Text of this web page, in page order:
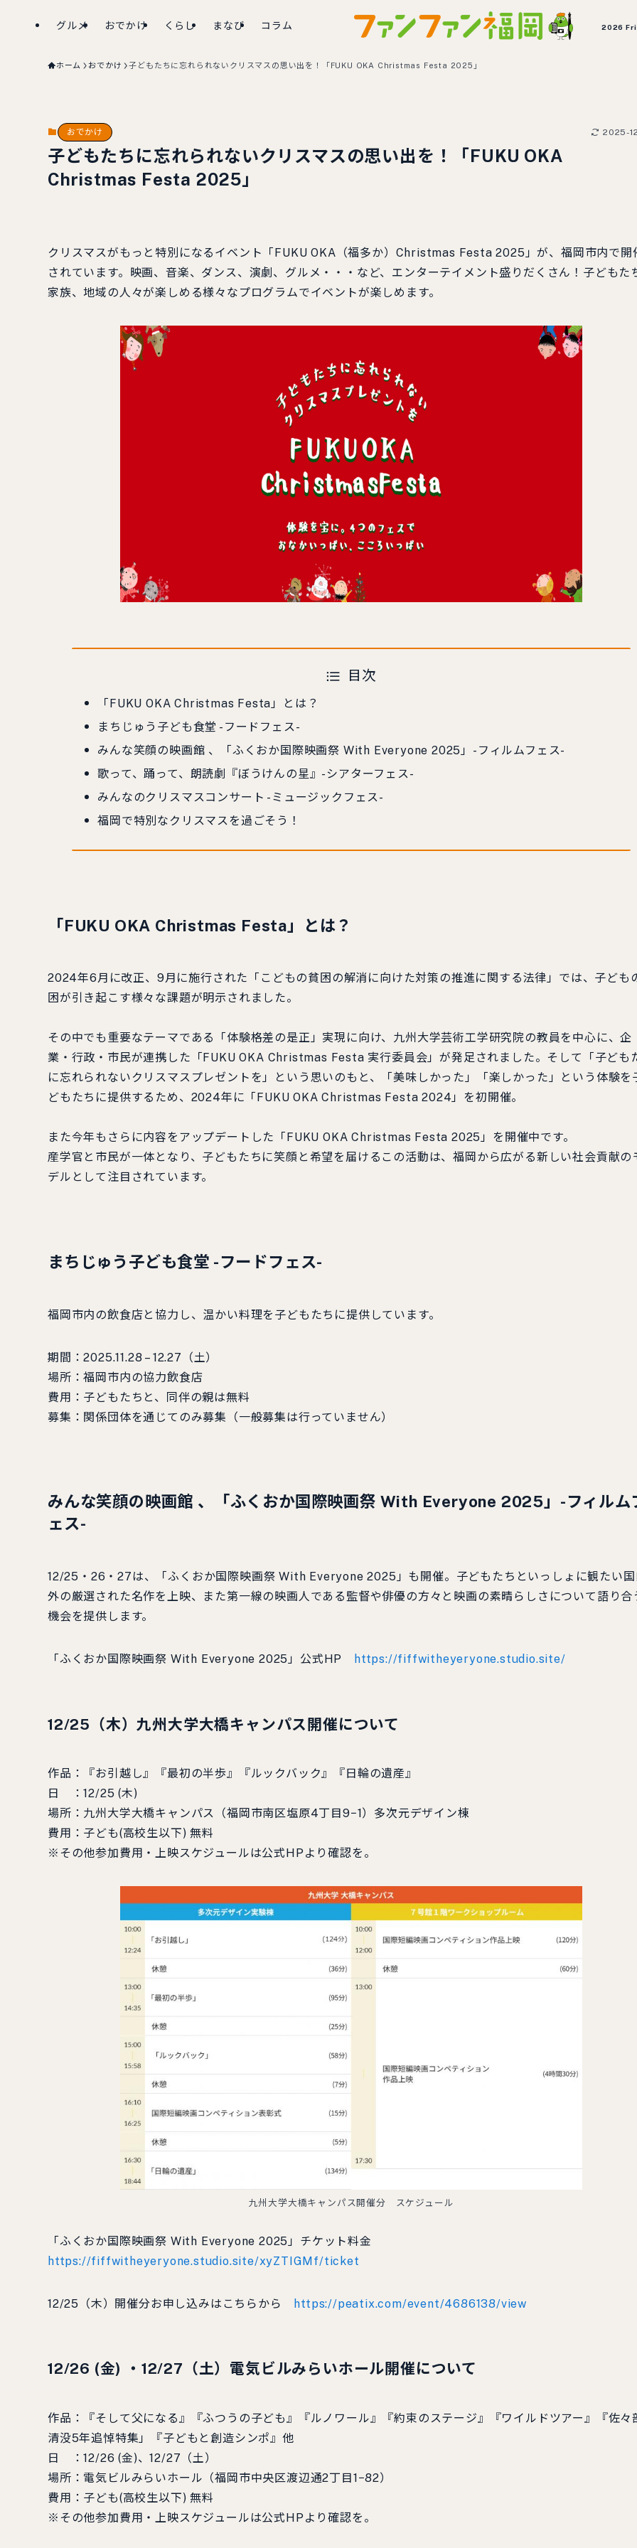
グルメ おでかけ くらし まなび コラム 2026
ホーム おでかけ 子どもたちに忘れられないクリスマスの思い出を！「FUKU OKA Christmas Festa 2025」
おでかけ 2025-
子どもたちに忘れられないクリスマスの思い出を！「FUKU OKA
Christmas Festa 2025」
クリスマスがもっと特別になるイベント「FUKU OKA（福多か）Christmas Festa 2025」が、福岡市内で開
されています。映画、音楽、ダンス、演劇、グルメ・・・など、エンターテイメント盛りだくさん！子どもた
家族、地域の人々が楽しめる様々なプログラムでイベントが楽しめます。
目次
「FUKU OKA Christmas Festa」とは？
まちじゅう子ども食堂 -フードフェス-
みんな笑顔の映画館 、「ふくおか国際映画祭 With Everyone 2025」-フィルムフェス-
歌って、踊って、朗読劇『ぼうけんの星』-シアターフェス-
みんなのクリスマスコンサート -ミュージックフェス-
福岡で特別なクリスマスを過ごそう！
「FUKU OKA Christmas Festa」とは？
2024年6月に改正、9月に施行された「こどもの貧困の解消に向けた対策の推進に関する法律」では、子ども
困が引き起こす様々な課題が明示されました。
その中でも重要なテーマである「体験格差の是正」実現に向け、九州大学芸術工学研究院の教員を中心に、企
業・行政・市民が連携した「FUKU OKA Christmas Festa 実行委員会」が発足されました。そして「子ども
に忘れられないクリスマスプレゼントを」という思いのもと、「美味しかった」「楽しかった」という体験を
どもたちに提供するため、2024年に「FUKU OKA Christmas Festa 2024」を初開催。
また今年もさらに内容をアップデートした「FUKU OKA Christmas Festa 2025」を開催中です。
産学官と市民が一体となり、子どもたちに笑顔と希望を届けるこの活動は、福岡から広がる新しい社会貢献の
デルとして注目されています。
まちじゅう子ども食堂 -フードフェス-
福岡市内の飲食店と協力し、温かい料理を子どもたちに提供しています。
期間：2025.11.28 – 12.27（土）
場所：福岡市内の協力飲食店
費用：子どもたちと、同伴の親は無料
募集：関係団体を通じてのみ募集（一般募集は行っていません）
みんな笑顔の映画館 、「ふくおか国際映画祭 With Everyone 2025」-フィルム
ェス-
12/25・26・27は、「ふくおか国際映画祭 With Everyone 2025」も開催。子どもたちといっしょに観たい
外の厳選された名作を上映、また第一線の映画人である監督や俳優の方々と映画の素晴らしさについて語り合
機会を提供します。
「ふくおか国際映画祭 With Everyone 2025」公式HP https://fiffwitheyeryone.studio.site/
12/25（木）九州大学大橋キャンパス開催について
作品：『お引越し』『最初の半歩』『ルックバック』『日輪の遺産』
日 ：12/25 (木)
場所：九州大学大橋キャンパス（福岡市南区塩原4丁目9−1）多次元デザイン棟
費用：子ども(高校生以下) 無料
※その他参加費用・上映スケジュールは公式HPより確認を。
九州大学大橋キャンパス開催分 スケジュール
「ふくおか国際映画祭 With Everyone 2025」チケット料金
https://fiffwitheyeryone.studio.site/xyZTIGMf/ticket
12/25（木）開催分お申し込みはこちらから https://peatix.com/event/4686138/view
12/26 (金) ・12/27（土）電気ビルみらいホール開催について
作品：『そして父になる』『ふつうの子ども』『ルノワール』『約束のステージ』『ワイルドツアー』『佐々
清没5年追悼特集」『子どもと創造シンポ』他
日 ：12/26 (金)、12/27（土）
場所：電気ビルみらいホール（福岡市中央区渡辺通2丁目1−82）
費用：子ども(高校生以下) 無料
※その他参加費用・上映スケジュールは公式HPより確認を。